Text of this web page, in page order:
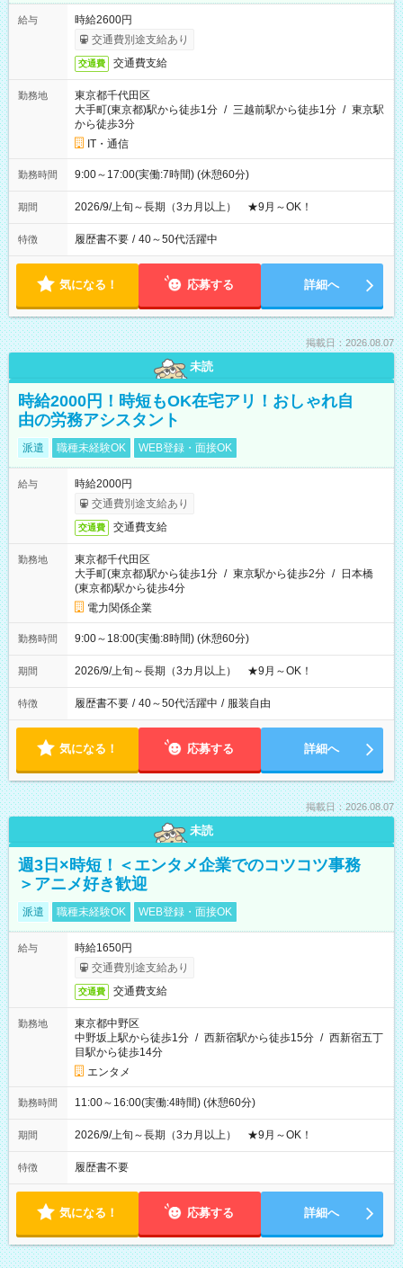
給与
時給2600円
交通費別途支給あり
交通費 交通費支給
勤務地
東京都千代田区
大手町(東京都)駅から徒歩1分 / 三越前駅から徒歩1分 / 東京駅
から徒歩3分
IT・通信
勤務時間 9:00～17:00(実働:7時間) (休憩60分)
期間 2026/9/上旬～長期（3カ月以上） ★9月～OK！
特徴 履歴書不要 / 40～50代活躍中
気になる！ 応募する 詳細へ
掲載日：2026.08.07
未読
時給2000円！時短もOK在宅アリ！おしゃれ自
由の労務アシスタント
派遣 職種未経験OK WEB登録・面接OK
給与
時給2000円
交通費別途支給あり
交通費 交通費支給
勤務地
東京都千代田区
大手町(東京都)駅から徒歩1分 / 東京駅から徒歩2分 / 日本橋
(東京都)駅から徒歩4分
電力関係企業
勤務時間 9:00～18:00(実働:8時間) (休憩60分)
期間 2026/9/上旬～長期（3カ月以上） ★9月～OK！
特徴 履歴書不要 / 40～50代活躍中 / 服装自由
気になる！ 応募する 詳細へ
掲載日：2026.08.07
未読
週3日×時短！＜エンタメ企業でのコツコツ事務
＞アニメ好き歓迎
派遣 職種未経験OK WEB登録・面接OK
給与
時給1650円
交通費別途支給あり
交通費 交通費支給
勤務地
東京都中野区
中野坂上駅から徒歩1分 / 西新宿駅から徒歩15分 / 西新宿五丁
目駅から徒歩14分
エンタメ
勤務時間 11:00～16:00(実働:4時間) (休憩60分)
期間 2026/9/上旬～長期（3カ月以上） ★9月～OK！
特徴 履歴書不要
気になる！ 応募する 詳細へ